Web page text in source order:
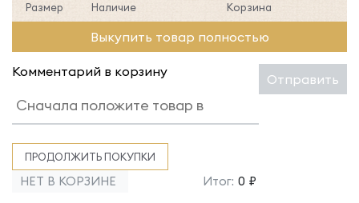
Размер Наличие Корзина
Выкупить товар полностью
Комментарий в корзину Отправить
ПРОДОЛЖИТЬ ПОКУПКИ
НЕТ В КОРЗИНЕ Итог: 0 ₽